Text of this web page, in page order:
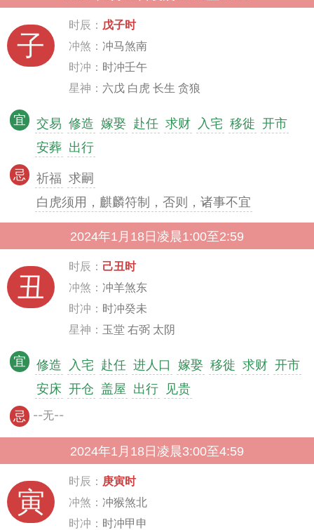
子
时辰： 戊子时
冲煞： 冲马煞南
时冲： 时冲壬午
星神： 六戊 白虎 长生 贪狼
宜 交易 修造 嫁娶 赴任 求财 入宅 移徙 开市
安葬 出行
忌 祈福 求嗣
白虎须用，麒麟符制，否则，诸事不宜
2024年1月18日凌晨1:00至2:59
丑
时辰： 己丑时
冲煞： 冲羊煞东
时冲： 时冲癸未
星神： 玉堂 右弼 太阴
宜 修造 入宅 赴任 进人口 嫁娶 移徙 求财 开市
安床 开仓 盖屋 出行 见贵
忌 --无--
2024年1月18日凌晨3:00至4:59
寅
时辰： 庚寅时
冲煞： 冲猴煞北
时冲： 时冲甲申